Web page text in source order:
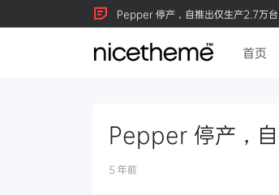
Pepper 停产，自推出仅生产2.7万
首页
Pepper 停产，
5 年前